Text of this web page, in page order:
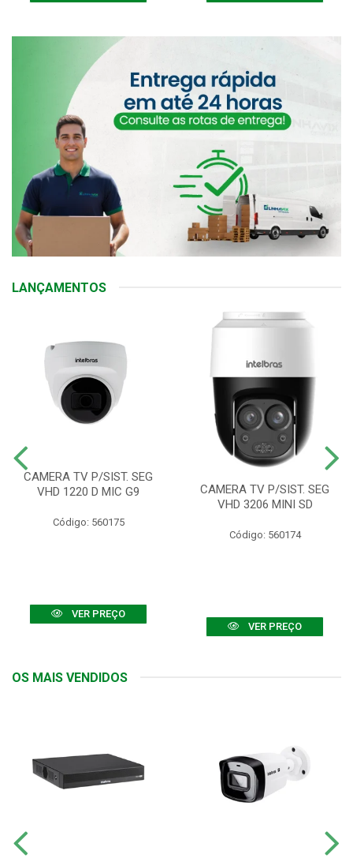
LANÇAMENTOS
CAMERA TV P/SIST. SEG
VHD 1220 D MIC G9
Código: 560175
VER PREÇO
CAMERA TV P/SIST. SEG
VHD 3206 MINI SD
Código: 560174
VER PREÇO
OS MAIS VENDIDOS